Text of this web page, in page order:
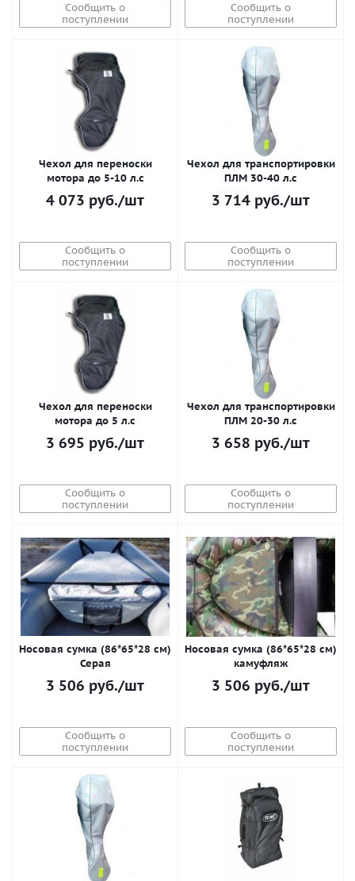
Сообщить о
поступлении
Сообщить о
поступлении
Чехол для переноски
мотора до 5-10 л.с
4 073 руб./шт
Сообщить о
поступлении
Чехол для транспортировки
ПЛМ 30-40 л.с
3 714 руб./шт
Сообщить о
поступлении
Чехол для переноски
мотора до 5 л.с
3 695 руб./шт
Сообщить о
поступлении
Чехол для транспортировки
ПЛМ 20-30 л.с
3 658 руб./шт
Сообщить о
поступлении
Носовая сумка (86*65*28 см)
Серая
3 506 руб./шт
Сообщить о
поступлении
Носовая сумка (86*65*28 см)
камуфляж
3 506 руб./шт
Сообщить о
поступлении